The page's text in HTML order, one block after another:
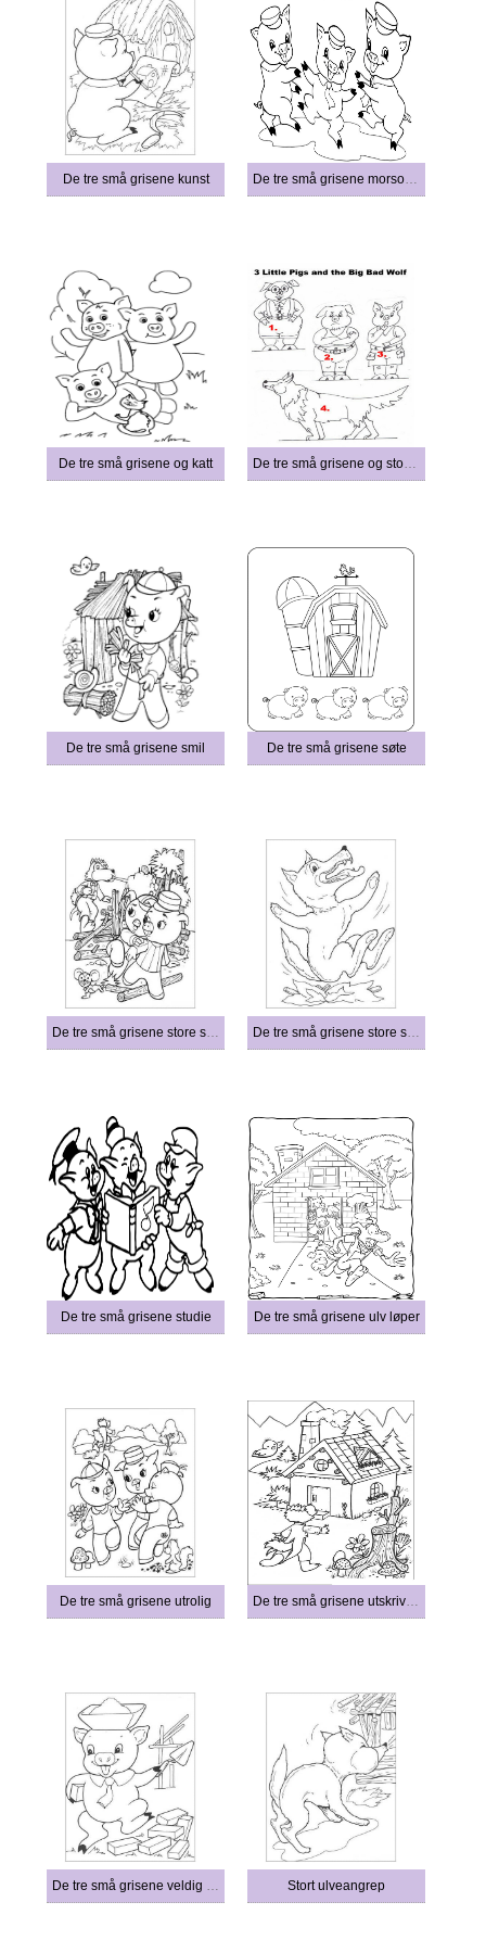
De tre små grisene kunst De tre små grisene morsomme
De tre små grisene og katt De tre små grisene og stor stygg ulv
De tre små grisene smil De tre små grisene søte
De tre små grisene store stygge ulv angrep De tre små grisene store stygge ulv
De tre små grisene studie De tre små grisene ulv løper
De tre små grisene utrolig De tre små grisene utskrivbare
De tre små grisene veldig morsomt Stort ulveangrep